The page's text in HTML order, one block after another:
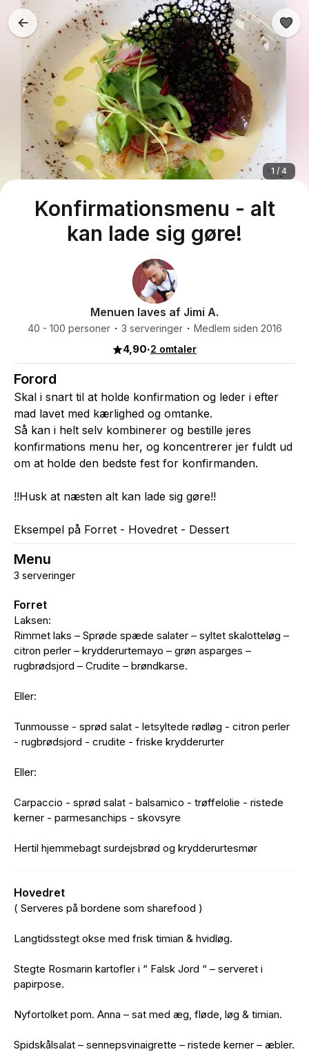
Konfirmationsmenu - alt
kan lade sig gøre!
1 / 4
Menuen laves af Jimi A.
40 - 100 personer 3 serveringer Medlem siden 2016
4,90·2 omtaler
Forord
Skal i snart til at holde konfirmation og leder i efter
mad lavet med kærlighed og omtanke.
Så kan i helt selv kombinerer og bestille jeres
konfirmations menu her, og koncentrerer jer fuldt ud
om at holde den bedste fest for konfirmanden.
!!Husk at næsten alt kan lade sig gøre!!
Eksempel på Forret - Hovedret - Dessert
Menu
3 serveringer
Forret
Laksen:
Rimmet laks – Sprøde spæde salater – syltet skalotteløg –
citron perler – krydderurtemayo – grøn asparges –
rugbrødsjord – Crudite – brøndkarse.
Eller:
Tunmousse - sprød salat - letsyltede rødløg - citron perler
- rugbrødsjord - crudite - friske krydderurter
Eller:
Carpaccio - sprød salat - balsamico - trøffelolie - ristede
kerner - parmesanchips - skovsyre
Hertil hjemmebagt surdejsbrød og krydderurtesmør
Hovedret
( Serveres på bordene som sharefood )
Langtidsstegt okse med frisk timian & hvidløg.
Stegte Rosmarin kartofler i “ Falsk Jord “ – serveret i
papirpose.
Nyfortolket pom. Anna – sat med æg, fløde, løg & timian.
Spidskålsalat – sennepsvinaigrette – ristede kerner – æbler.